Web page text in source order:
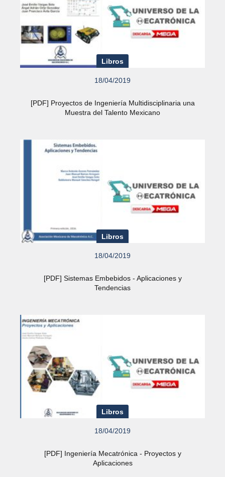
Libros
18/04/2019
[PDF] Proyectos de Ingeniería Multidisciplinaria una
Muestra del Talento Mexicano
Libros
18/04/2019
[PDF] Sistemas Embebidos - Aplicaciones y
Tendencias
Libros
18/04/2019
[PDF] Ingeniería Mecatrónica - Proyectos y
Aplicaciones